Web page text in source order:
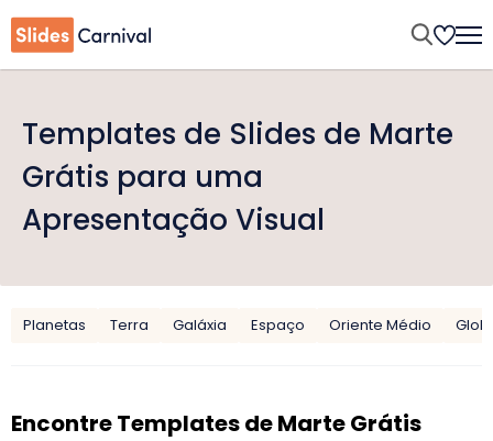
Templates de Slides de Marte
Grátis para uma
Apresentação Visual
Planetas Terra Galáxia Espaço Oriente Médio
Encontre Templates de Marte Grátis